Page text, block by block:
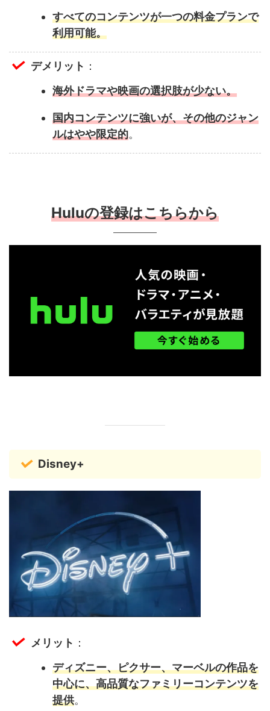
すべてのコンテンツが一つの料金プランで
利用可能。
デメリット ：
海外ドラマや映画の選択肢が少ない。
国内コンテンツに強いが、その他のジャン
ルはやや限定的。
Huluの登録はこちらから
Disney+
メリット ：
ディズニー、ピクサー、マーベルの作品を
中心に、高品質なファミリーコンテンツを
提供。